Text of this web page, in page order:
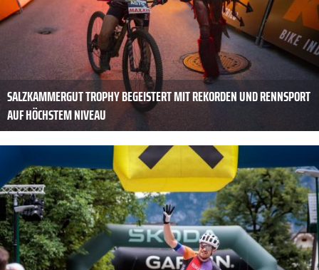
SALZKAMMERGUT TROPHY BEGEISTERT MIT REKORDEN UND RENNSPORT
AUF HÖCHSTEM NIVEAU